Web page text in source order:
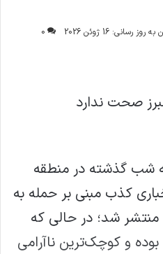
روز رسانی: 16 ژوئن 2026
0
صحت ندارد
شب گذشته در منطقه
کذب مبنی بر حمله به
شد؛ در حالی که
و کوچک‌ترین ناآرامی